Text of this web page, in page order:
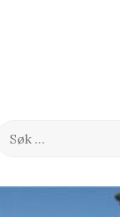
Søk